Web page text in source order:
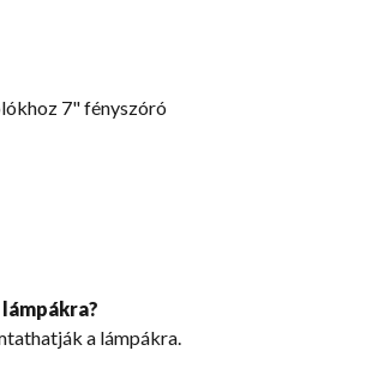
7" fényszóró
a lámpákra.